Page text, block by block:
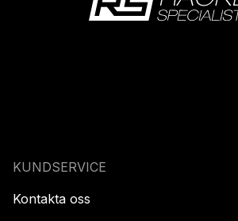
KUNDSERVICE
Kontakta oss